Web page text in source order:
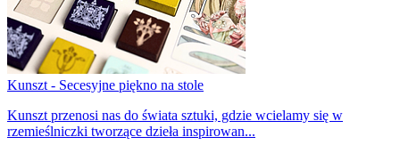
Kunszt - Secesyjne piękno na stole
Kunszt przenosi nas do świata sztuki, gdzie wcielamy się w
rzemieślniczki tworzące dzieła inspirowan...